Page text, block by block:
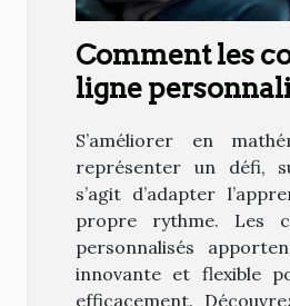
Comment les
ligne
niveau en
S’améliorer en
représenter un défi,
s’agit d’adapter
propre rythme. Les
personnalisés
innovante et flexible
efficacement.